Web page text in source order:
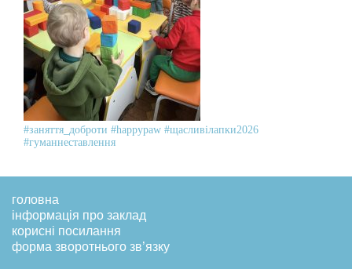
#заняття_доброти #happypaw #щасливілапки2026
#гуманнеставлення
головна
інформація про заклад
корисні посилання
форма зворотнього зв’язку